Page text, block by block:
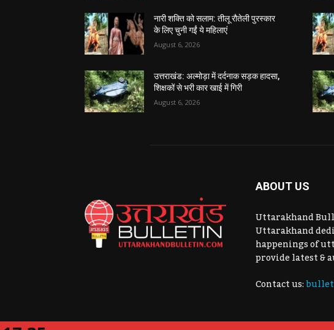
नारी शक्ति को सलाम: तीलू रौतेली पुरस्कार
के लिए चुनी गईं ये महिलाएं
August 6, 2026
उत्तराखंड: अल्मोड़ा में दर्दनाक सड़क हादसा,
शिक्षकों से भरी कार खाई में गिरी
August 6, 2026
ABOUT US
Uttarakhand
Uttarakhand
happenings of
provide latest &
Contact us: